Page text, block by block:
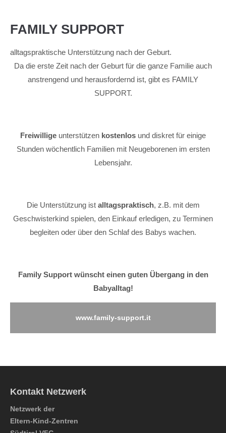
FAMILY SUPPORT
alltagspraktische Unterstützung nach der Geburt.
Da die erste Zeit nach der Geburt für die ganze Familie auch
anstrengend und herausfordernd ist, gibt es FAMILY
SUPPORT.
Freiwillige unterstützen kostenlos und diskret für einige
Stunden wöchentlich Familien mit Neugeborenen im ersten
Lebensjahr.
Die Unterstützung ist alltagspraktisch, z.B. mit dem
Geschwisterkind spielen, den Einkauf erledigen, zu Terminen
begleiten oder über den Schlaf des Babys wachen.
Family Support wünscht einen guten Übergang in den
Babyalltag!
www.family-support.it
Kontakt Netzwerk
Netzwerk der
Eltern-Kind-Zentren